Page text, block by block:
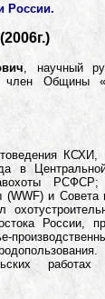
России.
, научный
член Общины
КСХИ,
в
РСФСР;
(WWF) и Совета
России,
работах